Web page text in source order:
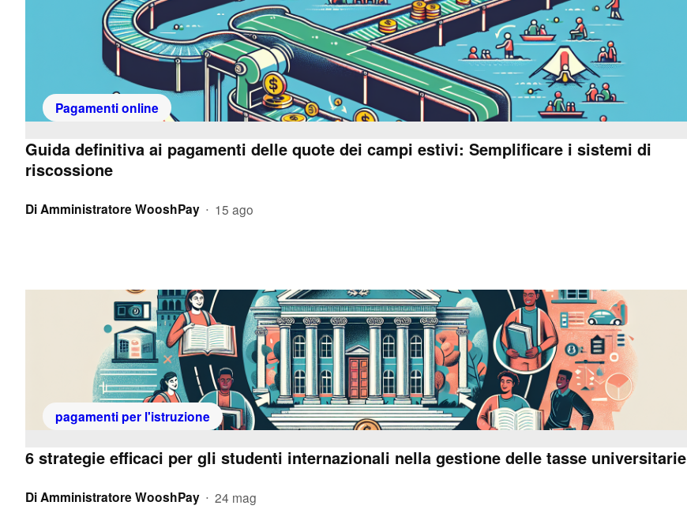
Pagamenti online
Guida definitiva ai pagamenti delle quote dei campi estivi: Semplificare i sistemi di
riscossione
DiAmministratore WooshPay • 15 ago
pagamenti per l'istruzione
6 strategie efficaci per gli studenti internazionali nella gestione delle tasse universitarie
DiAmministratore WooshPay • 24 mag